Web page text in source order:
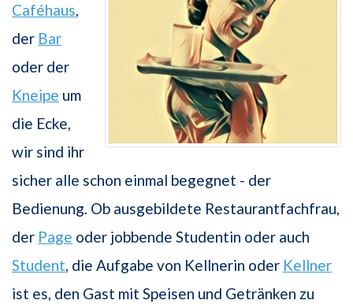
Caféhaus,
der Bar
oder der
Kneipe um
die Ecke,
wir sind ihr
sicher alle schon einmal begegnet - der
Bedienung. Ob ausgebildete Restaurantfachfrau,
der Page oder jobbende Studentin oder auch
Student, die Aufgabe von Kellnerin oder Kellner
ist es, den Gast mit Speisen und Getränken zu